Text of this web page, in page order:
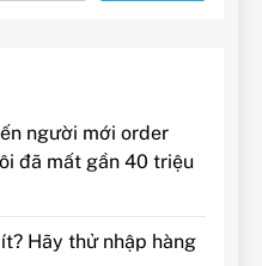
người mới order
đã mất gần 40 triệu
Hãy thử nhập hàng